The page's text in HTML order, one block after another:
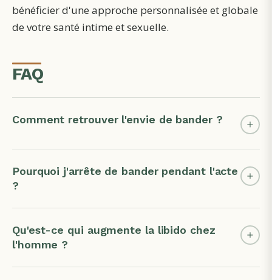
bénéficier d'une approche personnalisée et globale
de votre santé intime et sexuelle.
FAQ
Comment retrouver l'envie de bander ?
Pourquoi j'arrête de bander pendant l'acte
?
Qu'est-ce qui augmente la libido chez
l'homme ?